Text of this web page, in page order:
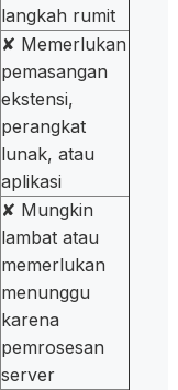
langkah rumit
✘ Memerlukan
pemasangan
ekstensi,
perangkat
lunak, atau
aplikasi
✘ Mungkin
lambat atau
memerlukan
menunggu
karena
pemrosesan
server